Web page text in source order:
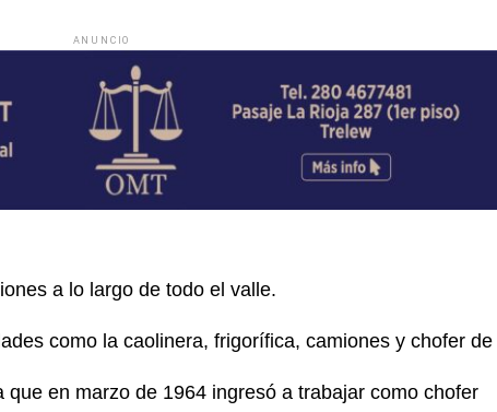
ANUNCIO
a lo largo de todo el valle.
como la caolinera, frigorífica, camiones y chofer de
en marzo de 1964 ingresó a trabajar como chofer